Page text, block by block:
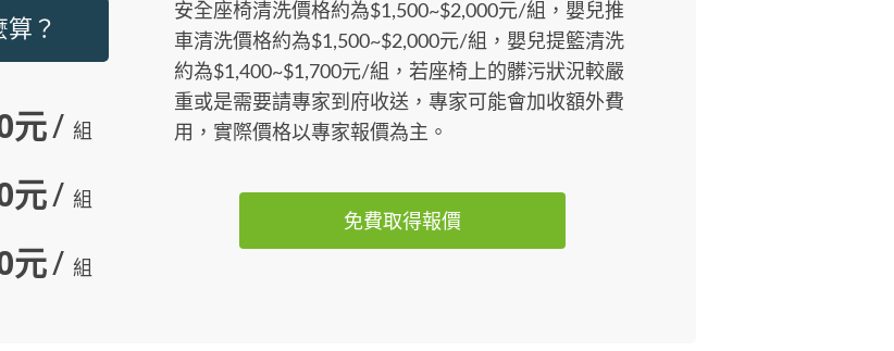
塵、水垢、皂垢、油垢的出現，讓您
清潔省時又省力！！ ⚠️ 預約與出勤須
知 🔴 採訂金預約制： 為確保服務品
質，同意報價後請提前預約並支付訂
金。 經歷⬇️ 2023.7—正式切入到蛋黃
區豪宅居家、單員單月純淨利突破壹
毯沙發窗簾潔淨。 2023.11—台中七
2023.12—台中七期知名超豪宅公設地
毯/沙發潔淨業者。 2024.01～03連續
？
元/ 組
元/ 組
元/ 組
安全座椅清洗價格約為$1,500~$2,000元/組，嬰兒推
車清洗價格約為$1,500~$2,000元/組，嬰兒提籃清洗
約為$1,400~$1,700元/組，若座椅上的髒污狀況較嚴
重或是需要請專家到府收送，專家可能會加收額外費
用，實際價格以專家報價為主。
免費取得報價